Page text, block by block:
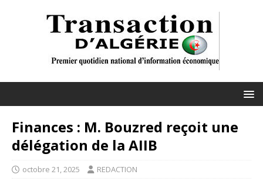
Finances : M. Bouzred reçoit une
délégation de la AIIB
octobre 21, 2025 REDACTION